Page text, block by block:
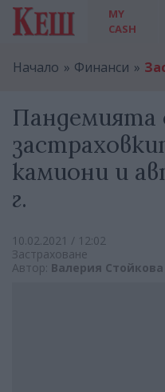
MY
CASH
Начало Финанси
Пандемията
камиони и
г.
10.02.2021 / 12:02
Застраховане
Автор: Валерия Стойкова